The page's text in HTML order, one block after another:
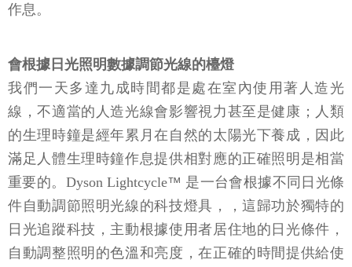
作息。
會根據日光照明數據調節光線的檯燈
我們一天多達九成時間都是處在室內使用著人造光
線，不適當的人造光線會影響視力甚至是健康；人類
的生理時鐘是經年累月在自然的太陽光下養成，因此
滿足人體生理時鐘作息提供相對應的正確照明是相當
重要的。Dyson Lightcycle™ 是一台會根據不同日光條
件自動調節照明光線的科技燈具，，這歸功於獨特的
日光追蹤科技，主動根據使用者居住地的日光條件，
自動調整照明的色溫和亮度，在正確的時間提供給使